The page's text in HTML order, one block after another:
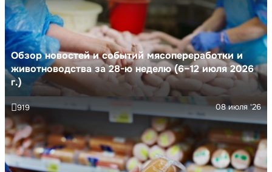
Обзор новостей и событий мясопереработки и
животноводства за 28-ю неделю (6–12 июля 2026
г.)
08 июля '26
919